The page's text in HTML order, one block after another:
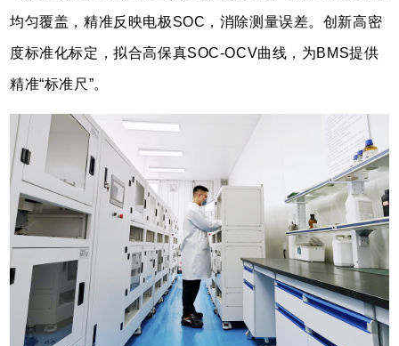
均匀覆盖，精准反映电极SOC，消除测量误差。创新高密
度标准化标定，拟合高保真SOC-OCV曲线，为BMS提供
精准“标准尺”。